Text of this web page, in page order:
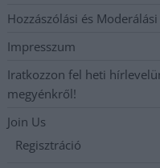
Hozzászólási és
Impresszum
Iratkozzon fel heti
megyénkről!
Join Us
Regisztráció